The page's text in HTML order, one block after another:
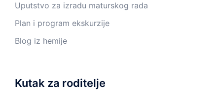
Uputstvo za izradu maturskog rada
Plan i program ekskurzije
Blog iz hemije
Kutak za roditelje